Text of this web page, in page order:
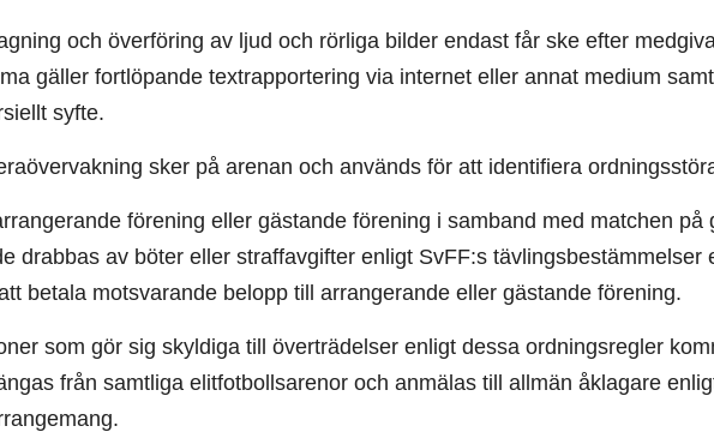
och överföring av ljud och rörliga bilder endast får ske efter
gäller fortlöpande textrapportering via internet eller annat medium
syfte.
sker på arenan och används för att identifiera
förening eller gästande förening i samband med matchen på
drabbas av böter eller straffavgifter enligt SvFF:s tävlingsbestämmelser
betala motsvarande belopp till arrangerande eller gästande förening.
som gör sig skyldiga till överträdelser enligt dessa ordningsregler
från samtliga elitfotbollsarenor och anmälas till allmän åklagare